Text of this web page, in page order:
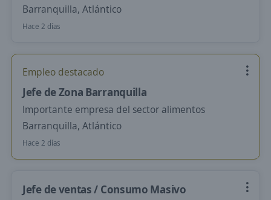
Barranquilla, Atlántico
Hace 2 días
Empleo destacado
Jefe de Zona Barranquilla
Importante empresa del sector alimentos
Barranquilla, Atlántico
Hace 2 días
Jefe de ventas / Consumo Masivo